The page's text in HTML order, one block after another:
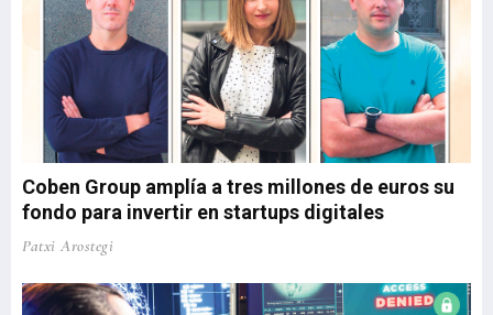
Coben Group amplía a tres millones de euros su
fondo para invertir en startups digitales
Patxi Arostegi